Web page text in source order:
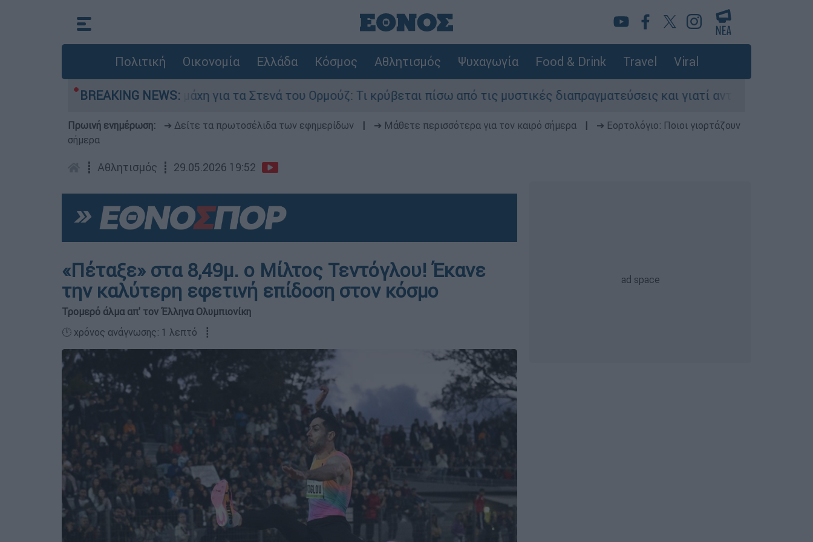
Πολιτική Οικονομία Ελλάδα Κόσμος Αθλητισμός Ψυχαγωγία Food & Drink Travel Viral
BREAKING NEWS:
Η μάχη για τα Στενά του Ορμούζ: Τι κρύβεται πίσω από τις μυστικές διαπραγματεύσεις και γιατί αντιδρούν οι ΗΠΑ
Πρωινή ενημέρωση: ➔ Δείτε τα πρωτοσέλιδα των εφημερίδων ➔ Μάθετε περισσότερα για τον καιρό σήμερα
➔ Εορτολόγιο: Ποιοι γιορτάζουν
σήμερα
┋ Αθλητισμός ┋ 29.05.2026 19:52
«Πέταξε» στα 8,49μ. ο Μίλτος Τεντόγλου! Έκανε
την καλύτερη εφετινή επίδοση στον κόσμο
Τρομερό άλμα απ' τον Έλληνα Ολυμπιονίκη
🕛 χρόνος ανάγνωσης: 1 λεπτό ┋